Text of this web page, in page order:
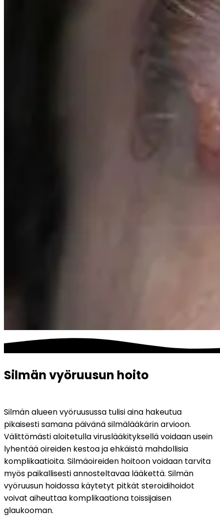
Silmän vyöruusun hoito
Silmän alueen vyöruusussa tulisi aina hakeutua
pikaisesti samana päivänä silmälääkärin arvioon.
Välittömästi aloitetulla viruslääkityksellä voidaan usein
lyhentää oireiden kestoa ja ehkäistä mahdollisia
komplikaatioita. Silmäoireiden hoitoon voidaan tarvita
myös paikallisesti annosteltavaa lääkettä. Silmän
vyöruusun hoidossa käytetyt pitkät steroidihoidot
voivat aiheuttaa komplikaationa toissijaisen
glaukooman.